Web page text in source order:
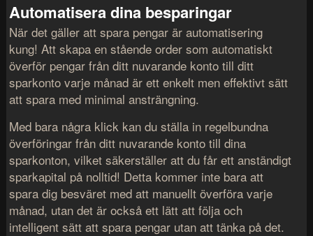
Automatisera dina besparingar
När det gäller att spara pengar är automatisering
kung! Att skapa en stående order som automatiskt
överför pengar från ditt nuvarande konto till ditt
sparkonto varje månad är ett enkelt men effektivt sätt
att spara med minimal ansträngning.
Med bara några klick kan du ställa in regelbundna
överföringar från ditt nuvarande konto till dina
sparkonton, vilket säkerställer att du får ett anständigt
sparkapital på nolltid! Detta kommer inte bara att
spara dig besväret med att manuellt överföra varje
månad, utan det är också ett lätt att följa och
intelligent sätt att spara pengar utan att tänka på det.